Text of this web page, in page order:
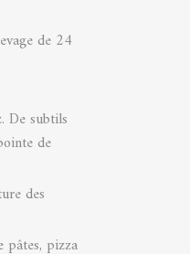
de 24
De subtils
de
des
pâtes, pizza